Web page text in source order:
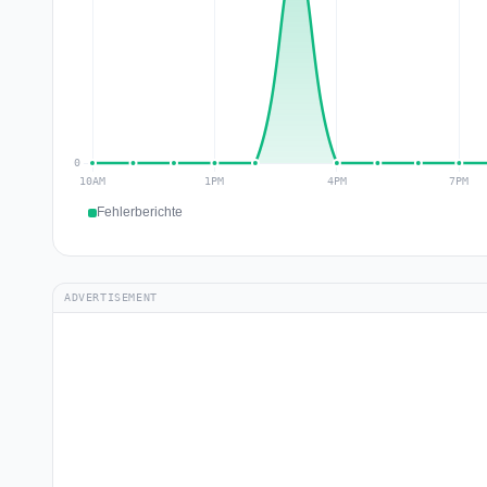
Fehlerberichte
ADVERTISEMENT